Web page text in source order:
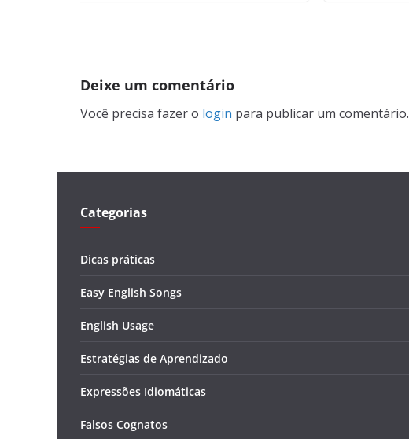
Deixe um comentário
Você precisa fazer o login para publicar um comentário.
Categorias
Dicas práticas
Easy English Songs
English Usage
Estratégias de Aprendizado
Expressões Idiomáticas
Falsos Cognatos